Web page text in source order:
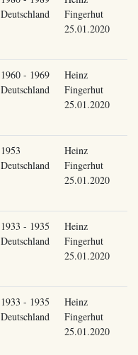
Deutschland
Fingerhut
25.01.2020
1960 - 1969
Deutschland
Heinz
Fingerhut
25.01.2020
1953
Deutschland
Heinz
Fingerhut
25.01.2020
1933 - 1935
Deutschland
Heinz
Fingerhut
25.01.2020
1933 - 1935
Deutschland
Heinz
Fingerhut
25.01.2020